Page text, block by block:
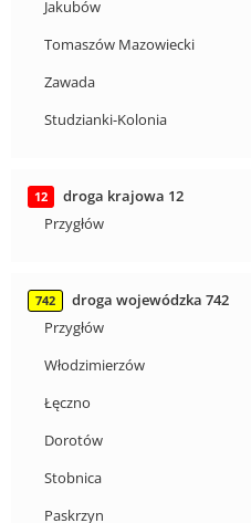
Jakubów
Tomaszów Mazowiecki
Zawada
Studzianki-Kolonia
12
droga krajowa 12
Przygłów
742
droga wojewódzka 742
Przygłów
Włodzimierzów
Łęczno
Dorotów
Stobnica
Paskrzyn